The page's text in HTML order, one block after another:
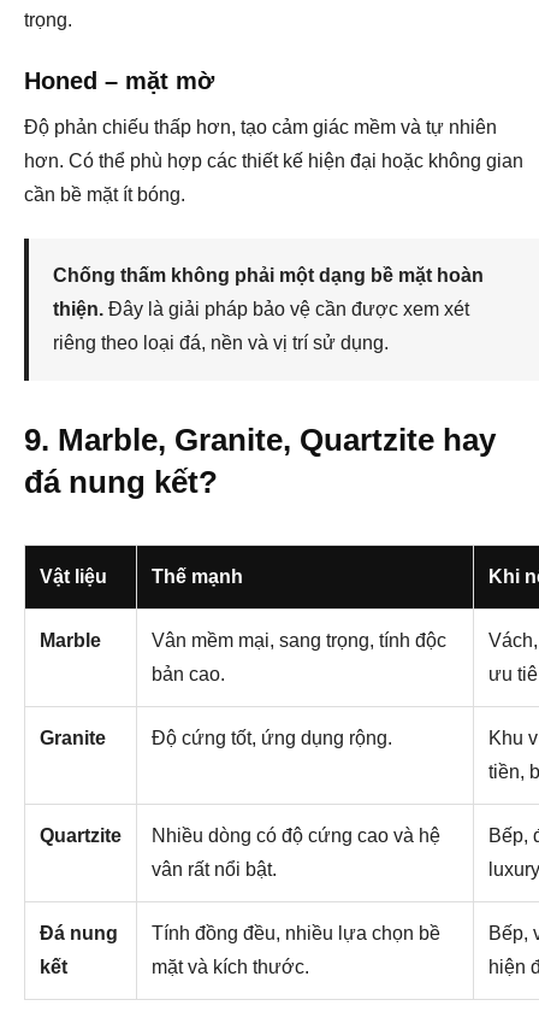
trọng.
Honed – mặt mờ
Độ phản chiếu thấp hơn, tạo cảm giác mềm và tự nhiên
hơn. Có thể phù hợp các thiết kế hiện đại hoặc không gian
cần bề mặt ít bóng.
Chống thấm không phải một dạng bề mặt hoàn
thiện. Đây là giải pháp bảo vệ cần được xem xét
riêng theo loại đá, nền và vị trí sử dụng.
9. Marble, Granite, Quartzite hay
đá nung kết?
Vật liệu Thế mạnh Khi
Marble
Vân mềm mại, sang trọng, tính độc
bản cao.
ưu
Granite Độ cứng tốt, ứng dụng rộng.
Khu
tiền,
Quartzite
Nhiều dòng có độ cứng cao và hệ
vân rất nổi bật.
Bếp,
Đá nung
kết
Tính đồng đều, nhiều lựa chọn bề
mặt và kích thước.
Bếp,
hiện